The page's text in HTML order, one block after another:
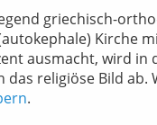
griechisch-
Kirche
ausmacht, wird in
religiöse Bild ab.
.